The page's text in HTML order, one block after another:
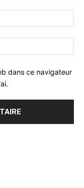
dans ce navigateur